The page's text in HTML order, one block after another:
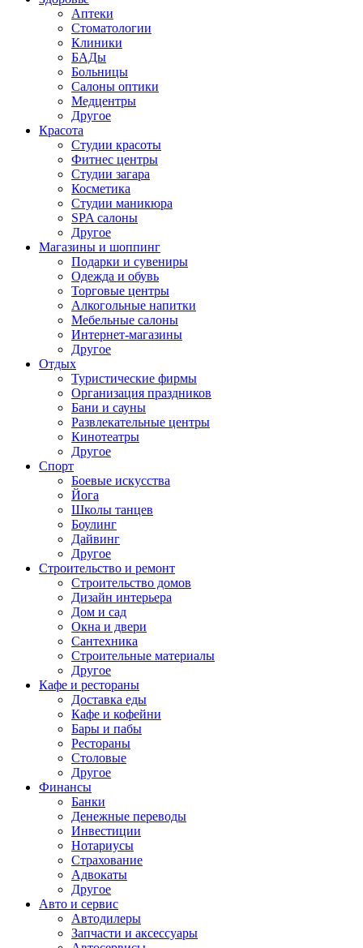
Аптеки
Стоматологии
Клиники
БАДы
Больницы
Салоны оптики
Медцентры
Другое
Красота
Студии красоты
Фитнес центры
Студии загара
Косметика
Студии маникюра
SPA салоны
Другое
Магазины и шоппинг
Подарки и сувениры
Одежда и обувь
Торговые центры
Алкогольные напитки
Мебельные салоны
Интернет-магазины
Другое
Отдых
Туристические фирмы
Организация праздников
Бани и сауны
Развлекательные центры
Кинотеатры
Другое
Спорт
Боевые искусства
Йога
Школы танцев
Боулинг
Дайвинг
Другое
Строительство и ремонт
Строительство домов
Дизайн интерьера
Дом и сад
Окна и двери
Сантехника
Строительные материалы
Другое
Кафе и рестораны
Доставка еды
Кафе и кофейни
Бары и пабы
Рестораны
Столовые
Другое
Финансы
Банки
Денежные переводы
Инвестиции
Нотариусы
Страхование
Адвокаты
Другое
Авто и сервис
Автодилеры
Запчасти и аксессуары